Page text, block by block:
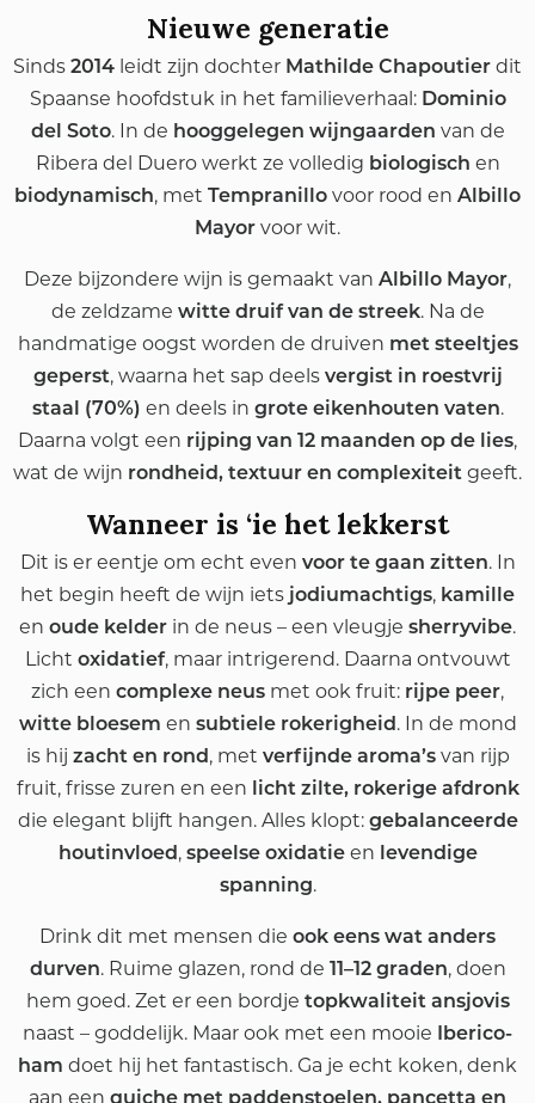
Nieuwe generatie
Sinds 2014 leidt zijn dochter Mathilde Chapoutier dit
Spaanse hoofdstuk in het familieverhaal: Dominio
del Soto. In de hooggelegen wijngaarden van de
Ribera del Duero werkt ze volledig biologisch en
biodynamisch, met Tempranillo voor rood en Albillo
Mayor voor wit.
Deze bijzondere wijn is gemaakt van Albillo Mayor,
de zeldzame witte druif van de streek. Na de
handmatige oogst worden de druiven met steeltjes
geperst, waarna het sap deels vergist in roestvrij
staal (70%) en deels in grote eikenhouten vaten.
Daarna volgt een rijping van 12 maanden op de lies,
wat de wijn rondheid, textuur en complexiteit geeft.
Wanneer is ‘ie het lekkerst
Dit is er eentje om echt even voor te gaan zitten. In
het begin heeft de wijn iets jodiumachtigs, kamille
en oude kelder in de neus – een vleugje sherryvibe.
Licht oxidatief, maar intrigerend. Daarna ontvouwt
zich een complexe neus met ook fruit: rijpe peer,
witte bloesem en subtiele rokerigheid . In de mond
is hij zacht en rond , met verfijnde aroma’svan rijp
fruit, frisse zuren en een
licht zilte, rokerige afdronk
die elegant blijft hangen. Alles klopt: gebalanceerde
houtinvloed , speelse oxidatieen
levendige
spanning.
Drink dit met mensen die ook eens wat anders
durven. Ruime glazen, rond de 11–12 graden, doen
hem goed. Zet er een bordje topkwaliteit ansjovis
naast – goddelijk. Maar ook met een mooie
Iberico-
ham doet hij het fantastisch. Ga je echt koken, denk
aan een